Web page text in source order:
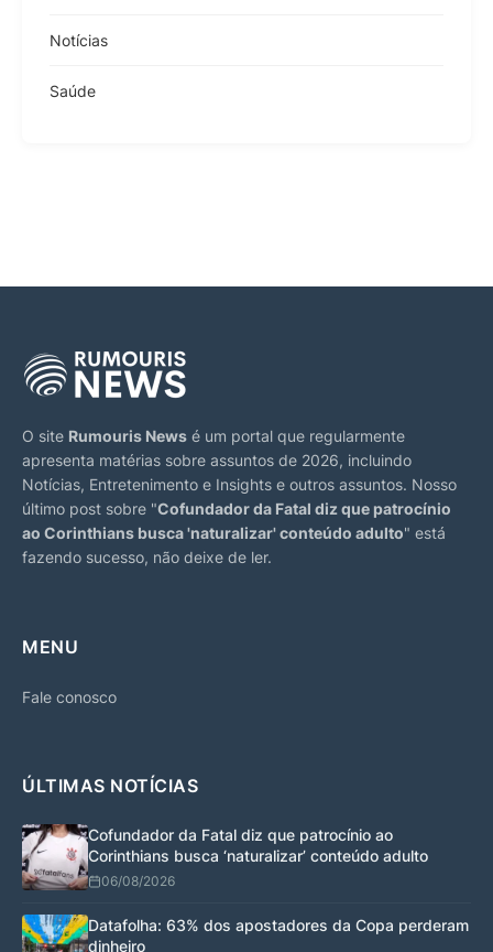
Notícias
Saúde
O site Rumouris News é um portal que regularmente
apresenta matérias sobre assuntos de 2026, incluindo
Notícias, Entretenimento e Insights e outros assuntos. Nosso
último post sobre "Cofundador da Fatal diz que patrocínio
ao Corinthians busca 'naturalizar' conteúdo adulto" está
fazendo sucesso, não deixe de ler.
MENU
Fale conosco
ÚLTIMAS NOTÍCIAS
Cofundador da Fatal diz que patrocínio ao
Corinthians busca ‘naturalizar’ conteúdo adulto
06/08/2026
Datafolha: 63% dos apostadores da Copa perderam
dinheiro